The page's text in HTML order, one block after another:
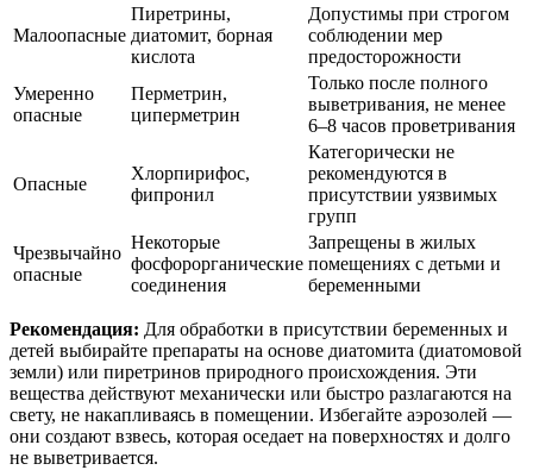
Малоопасные
Пиретрины,
диатомит, борная
кислота
Допустимы при строгом
соблюдении мер
предосторожности
Умеренно
опасные
Перметрин,
циперметрин
Только после полного
выветривания, не менее
6–8 часов проветривания
Опасные
Хлорпирифос,
фипронил
Категорически не
рекомендуются в
присутствии уязвимых
групп
Чрезвычайно
опасные
Некоторые
фосфорорганические
соединения
Запрещены в жилых
помещениях с детьми и
беременными
Рекомендация: Для обработки в присутствии беременных и
детей выбирайте препараты на основе диатомита (диатомовой
земли) или пиретринов природного происхождения. Эти
вещества действуют механически или быстро разлагаются на
свету, не накапливаясь в помещении. Избегайте аэрозолей —
они создают взвесь, которая оседает на поверхностях и долго
не выветривается.